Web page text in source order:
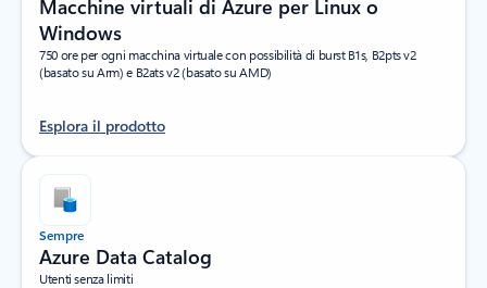
Macchine virtuali di Azure per Linux o
Windows
750 ore per ogni macchina virtuale con possibilità di burst B1s, B2pts v2
(basato su Arm) e B2ats v2 (basato su AMD)
Esplora il prodotto
Sempre
Azure Data Catalog
Utenti senza limiti